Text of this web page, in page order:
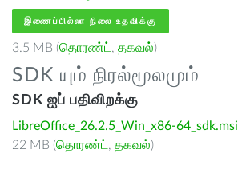
இணைப்பில்லா நிலை உதவிக்கு
3.5 MB (தொரண்ட் , தகவல்)
SDK யும் நிரல்மூலமும்
SDK ஐப் பதிவிறக்கு
LibreOffice_26.2.5_Win_x86-64_sdk.msi
22 MB (தொரண்ட் , தகவல்)